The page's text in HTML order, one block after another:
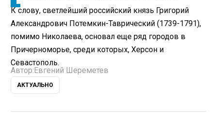
К слову, светлейший российский князь Григорий
Александрович Потемкин-Таврический (1739-1791),
помимо Николаева, основал еще ряд городов в
Причерноморье, среди которых, Херсон и
Севастополь.
Автор: Евгений Шереметев
АКТУАЛЬНО